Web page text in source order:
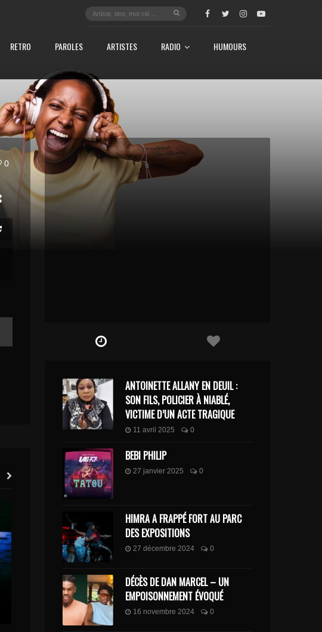
RETRO PAROLES ARTISTES RADIO HUMOURS
0
BLACK M FEAT. ARIEL SHENEY – MONTER DESCENDRE
ANTOINETTE ALLANY EN DEUIL :
SON FILS, POLICIER À NIABLÉ,
VICTIME D’UN ACTE TRAGIQUE
11 avril 2025 0
BEBI PHILIP
27 janvier 2025 0
HIMRA A FRAPPÉ FORT AU PARC
DES EXPOSITIONS
27 décembre 2024 0
DÉCÈS DE DAN MARCEL – UN
EMPOISONNEMENT ÉVOQUÉ
16 novembre 2024 0